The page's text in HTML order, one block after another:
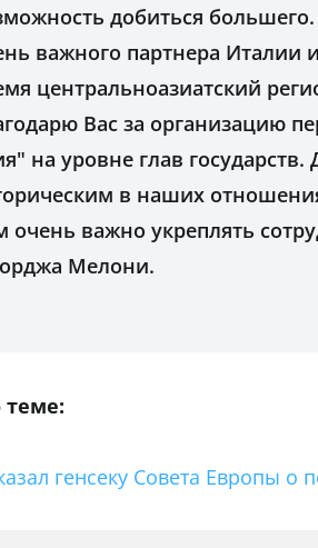
добиться
важного партнера Италии
центральноазиатский
Вас за организацию
на уровне глав
в наших
очень важно укреплять
Мелони.
теме:
генсеку Совета Европы о